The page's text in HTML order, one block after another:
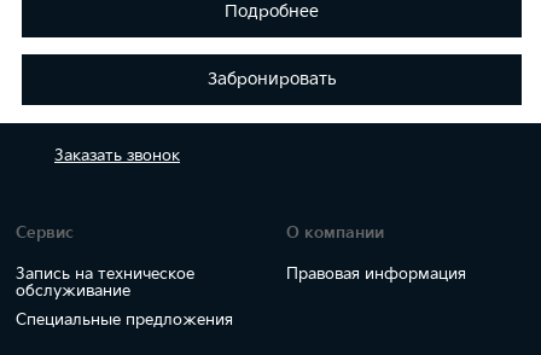
Подробнее
Забронировать
Заказать звонок
Сервис
Запись на техническое
обслуживание
Специальные предложения
О компании
Правовая информация